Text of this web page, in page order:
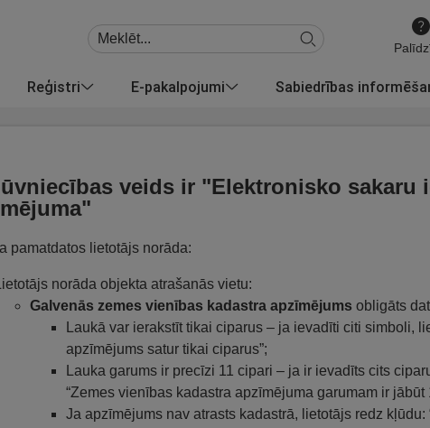
Reģistri E-pakalpojumi Sabiedrības
veids ir "Elektronisko sakaru
pamatdatos lietotājs norāda:
Lietotājs norāda objekta atrašanās vietu:
Galvenās zemes vienības kadastra apzīmējums obligāts
Laukā var ierakstīt tikai ciparus – ja ievadīti citi simboli,
apzīmējums satur tikai ciparus”;
Lauka garums ir precīzi 11 cipari – ja ir ievadīts cits
“Zemes vienības kadastra apzīmējuma garumam ir jābūt
Ja apzīmējums nav atrasts kadastrā, lietotājs redz